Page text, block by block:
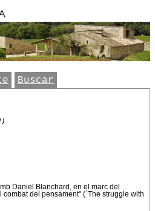
Buscar
)
Daniel Blanchard, en el marc del
combat del pensament" (`The struggle with